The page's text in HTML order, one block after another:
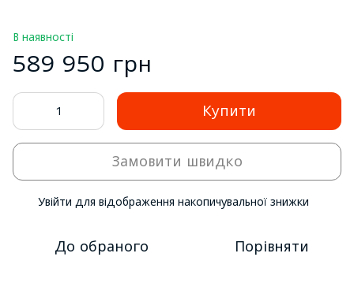
В наявності
589 950 грн
Купити
Замовити швидко
Увійти для відображення накопичувальної знижки
До обраного Порівняти